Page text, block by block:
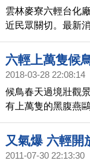
檢修，並給予居民
雲林麥寮六輕台化
近民眾關切。最新
壓縮機故障，造成
天花板掉落外，沒
六輕上萬隻候
2018-03-28 22:08:14
候鳥春天過境壯觀
有上萬隻的黑腹燕
又氣爆 六輕開
2011-07-30 22:13:30